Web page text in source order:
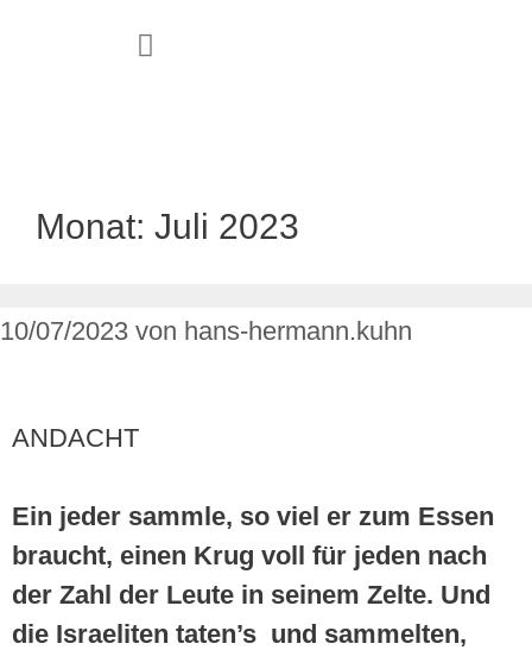
Monat: Juli 2023
10/07/2023 von hans-hermann.kuhn
ANDACHT
Ein jeder sammle, so viel er zum Essen
braucht, einen Krug voll für jeden nach
der Zahl der Leute in seinem Zelte. Und
die Israeliten taten’s und sammelten,